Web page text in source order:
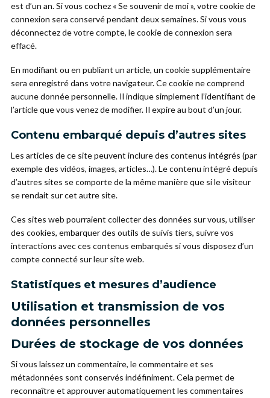
est d’un an. Si vous cochez « Se souvenir de moi », votre cookie de
connexion sera conservé pendant deux semaines. Si vous vous
déconnectez de votre compte, le cookie de connexion sera
effacé.
En modifiant ou en publiant un article, un cookie supplémentaire
sera enregistré dans votre navigateur. Ce cookie ne comprend
aucune donnée personnelle. Il indique simplement l’identifiant de
l’article que vous venez de modifier. Il expire au bout d’un jour.
Contenu embarqué depuis d’autres sites
Les articles de ce site peuvent inclure des contenus intégrés (par
exemple des vidéos, images, articles…). Le contenu intégré depuis
d’autres sites se comporte de la même manière que si le visiteur
se rendait sur cet autre site.
Ces sites web pourraient collecter des données sur vous, utiliser
des cookies, embarquer des outils de suivis tiers, suivre vos
interactions avec ces contenus embarqués si vous disposez d’un
compte connecté sur leur site web.
Statistiques et mesures d’audience
Utilisation et transmission de vos
données personnelles
Durées de stockage de vos données
Si vous laissez un commentaire, le commentaire et ses
métadonnées sont conservés indéfiniment. Cela permet de
reconnaître et approuver automatiquement les commentaires